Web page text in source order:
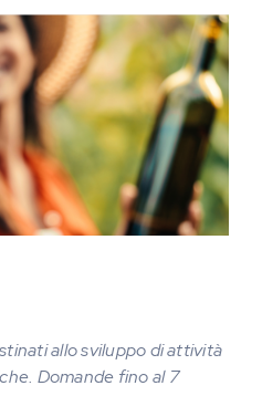
allo sviluppo di attività
Domande fino al 7